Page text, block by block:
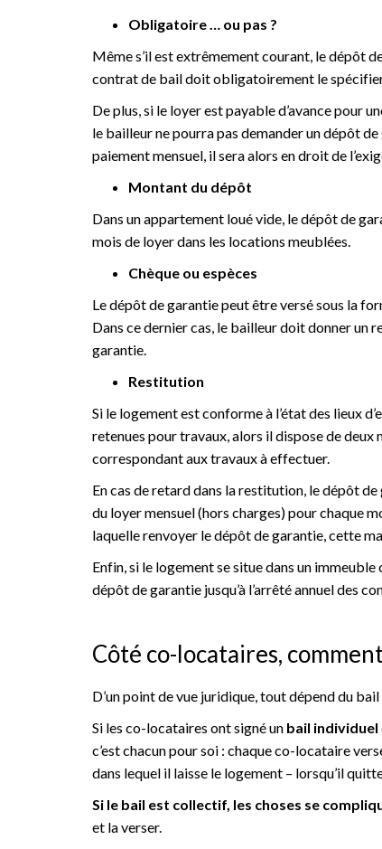
Obligatoire … ou pas ?
Même s’il est extrêmement courant, le dépôt
contrat de bail doit obligatoirement le
De plus, si le loyer est payable d’avance pour
le bailleur ne pourra pas demander un dépôt
paiement mensuel, il sera alors en droit de
Montant du dépôt
Dans un appartement loué vide, le dépôt de
mois de loyer dans les locations meublées.
Chèque ou espèces
Le dépôt de garantie peut être versé sous la
Dans ce dernier cas, le bailleur doit donner un
garantie.
Restitution
Si le logement est conforme à l’état des lieux
retenues pour travaux, alors il dispose de
correspondant aux travaux à effectuer.
En cas de retard dans la restitution, le dépôt
du loyer mensuel (hors charges) pour chaque
laquelle renvoyer le dépôt de garantie, cette
Enfin, si le logement se situe dans un
dépôt de garantie jusqu’à l’arrêté annuel des
Côté co-locataires,
D’un point de vue juridique, tout dépend du bail
Si les co-locataires ont signé un bail individuel
c’est chacun pour soi : chaque co-locataire
dans lequel il laisse le logement – lorsqu’il
Si le bail est collectif, les choses se
et la verser.